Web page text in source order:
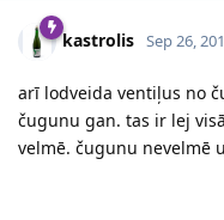
kastrolis Sep 26,
arī lodveida ventiļus no
čugunu gan. tas ir lej
velmē. čugunu nevelmē